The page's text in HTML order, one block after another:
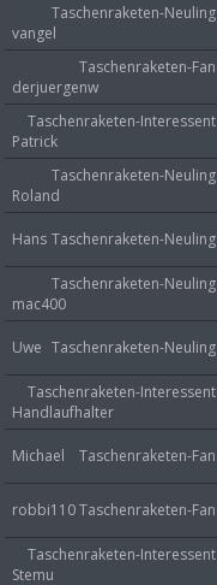
Taschenraketen-Neuling
vangel
Taschenraketen-Fan
derjuergenw
Taschenraketen-Interessent
Patrick
Taschenraketen-Neuling
Roland
Taschenraketen-Neuling
Hans
Taschenraketen-Neuling
mac400
Taschenraketen-Neuling
Uwe
Taschenraketen-Interessent
Handlaufhalter
Taschenraketen-Fan
Michael
Taschenraketen-Fan
robbi110
Taschenraketen-Interessent
Stemu